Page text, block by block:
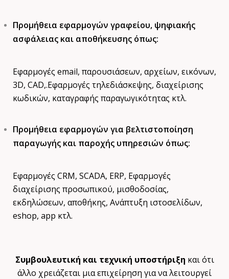
Προμήθεια εφαρμογών γραφείου, ψηφιακής
ασφάλειας και αποθήκευσης όπως:
Εφαρμογές email, παρουσιάσεων, αρχείων, εικόνων,
3D, CAD,.Εφαρμογές τηλεδιάσκεψης, διαχείρισης
κωδικών, καταγραφής παραγωγικότητας κτλ.
Προμήθεια εφαρμογών για βελτιστοποίηση
παραγωγής και παροχής υπηρεσιών όπως:
Εφαρμογές CRM, SCADA, ERP, Εφαρμογές
διαχείρισης προσωπικού, μισθοδοσίας,
εκδηλώσεων, αποθήκης, Ανάπτυξη ιστοσελίδων,
eshop, app κτλ.
Συμβουλευτική και τεχνική υποστήριξη και ότι
άλλο χρειάζεται μια επιχείρηση για να λειτουργεί